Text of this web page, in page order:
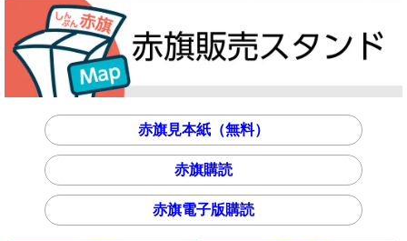
赤旗見本紙（無料）
赤旗購読
赤旗電子版購読